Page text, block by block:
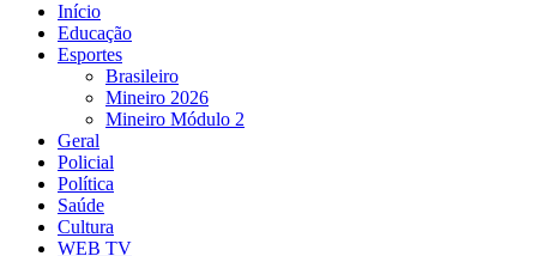
Início
Educação
Esportes
Brasileiro
Mineiro 2026
Mineiro Módulo 2
Geral
Policial
Política
Saúde
Cultura
WEB TV